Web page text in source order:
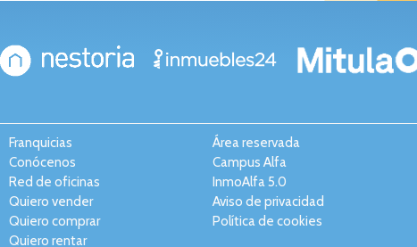
Franquicias
Conócenos
Red de oficinas
Quiero vender
Quiero comprar
Quiero rentar
Área reservada
Campus Alfa
InmoAlfa 5.0
Aviso de privacidad
Política de cookies